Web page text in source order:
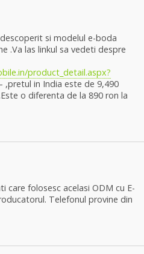
si modelul e-boda
.Va las linkul sa vedeti despre
product_detail.aspx?
,pretul in India este de 9,490
o diferenta de la 890 ron la
care folosesc acelasi ODM cu E-
Telefonul provine din